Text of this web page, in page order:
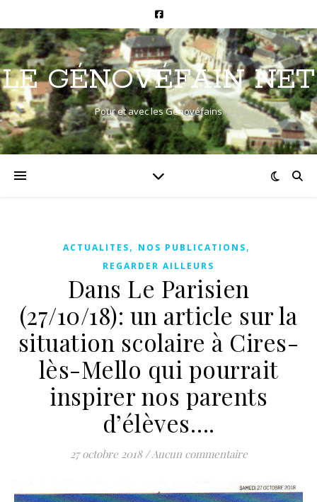
LE GÉNOVÉFAIN NET
Pour et avec les Génovéfains
ACTUALITES, NOS PUBLICATIONS,
REGARDER AILLEURS
Dans Le Parisien
(27/10/18): un article sur la
situation scolaire à Cires-
lès-Mello qui pourrait
inspirer nos parents
d’élèves….
27 octobre 2018 /Aucun commentaire